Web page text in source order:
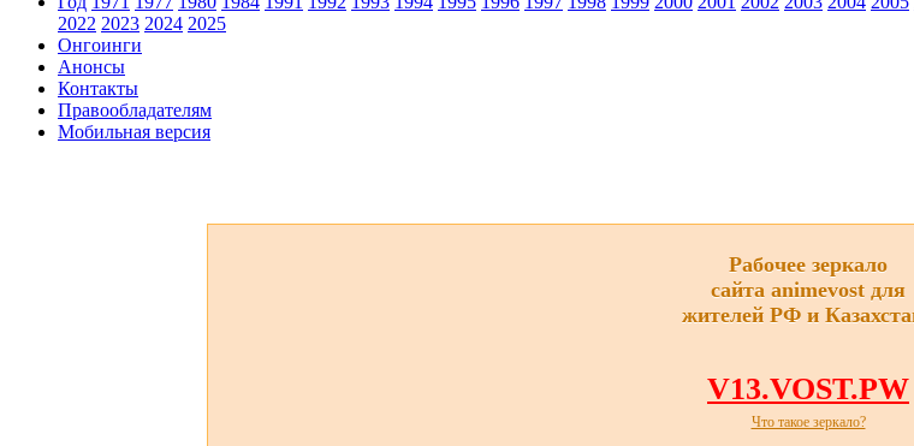
2022 2023 2024 2025
Онгоинги
Анонсы
Контакты
Правообладателям
Мобильная версия
Рабочее зеркало
сайта animevost для
жителей РФ и
V13.VOST.PW
Что такое зеркало?